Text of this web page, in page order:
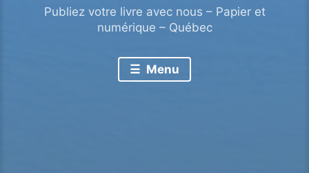
Publiez votre livre avec nous – Papier et
numérique – Québec
Menu